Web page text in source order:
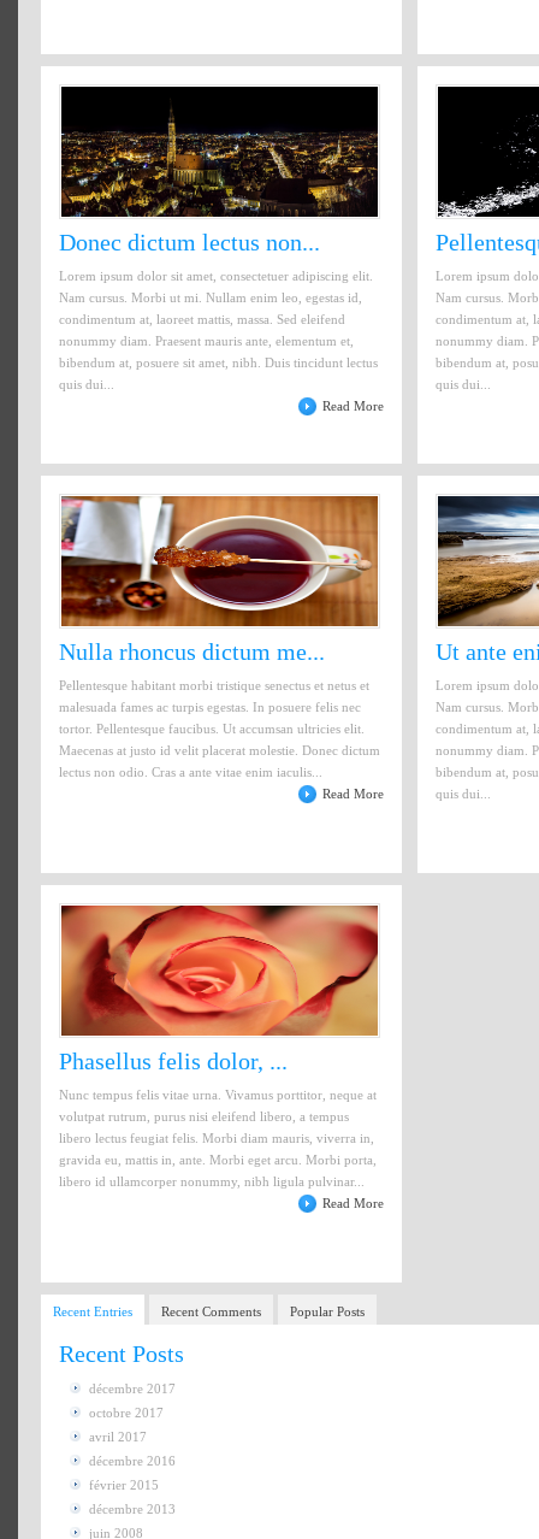
Donec dictum lectus non...
Lorem ipsum dolor sit amet, consectetuer adipiscing elit.
Nam cursus. Morbi ut mi. Nullam enim leo, egestas id,
condimentum at, laoreet mattis, massa. Sed eleifend
nonummy diam. Praesent mauris ante, elementum et,
bibendum at, posuere sit amet, nibh. Duis tincidunt lectus
quis dui...
Read More
Lorem ipsum
Nam cursus.
condimentum at,
nonummy diam.
bibendum at,
quis dui...
Nulla rhoncus dictum me...
Pellentesque habitant morbi tristique senectus et netus et
malesuada fames ac turpis egestas. In posuere felis nec
tortor. Pellentesque faucibus. Ut accumsan ultricies elit.
Maecenas at justo id velit placerat molestie. Donec dictum
lectus non odio. Cras a ante vitae enim iaculis...
Read More
Ut ante
Lorem ipsum
Nam cursus.
condimentum at,
nonummy diam.
bibendum at,
quis dui...
Phasellus felis dolor, ...
Nunc tempus felis vitae urna. Vivamus porttitor, neque at
volutpat rutrum, purus nisi eleifend libero, a tempus
libero lectus feugiat felis. Morbi diam mauris, viverra in,
gravida eu, mattis in, ante. Morbi eget arcu. Morbi porta,
libero id ullamcorper nonummy, nibh ligula pulvinar...
Read More
Recent Entries Recent Comments Popular Posts
Recent Posts
décembre 2017
octobre 2017
avril 2017
décembre 2016
février 2015
décembre 2013
juin 2008